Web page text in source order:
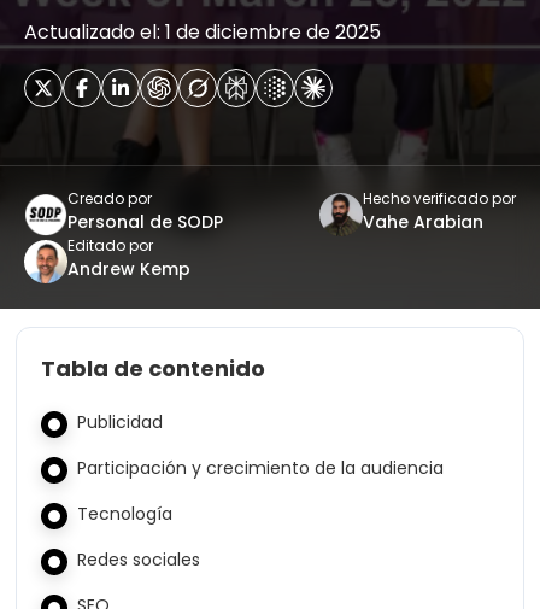
Actualizado el: 1 de diciembre de 2025
Creado por
Personal de SODP
Hecho verificado por
Vahe Arabian
Editado por
Andrew Kemp
Tabla de contenido
Publicidad
Participación y crecimiento de la audiencia
Tecnología
Redes sociales